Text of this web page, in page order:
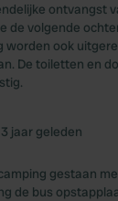
ontvangst
de volgende
ook
De toiletten en
jaar geleden
gestaan
de bus